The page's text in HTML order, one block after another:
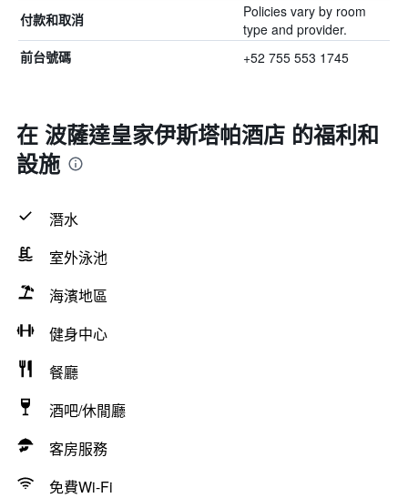
付款和取消
Policies vary by room
type and provider.
前台號碼 +52 755 553 1745
在 波薩達皇家伊斯塔帕酒店 的福利和
設施
潛水
室外泳池
海濱地區
健身中心
餐廳
酒吧/休閒廳
客房服務
免費Wi-Fi